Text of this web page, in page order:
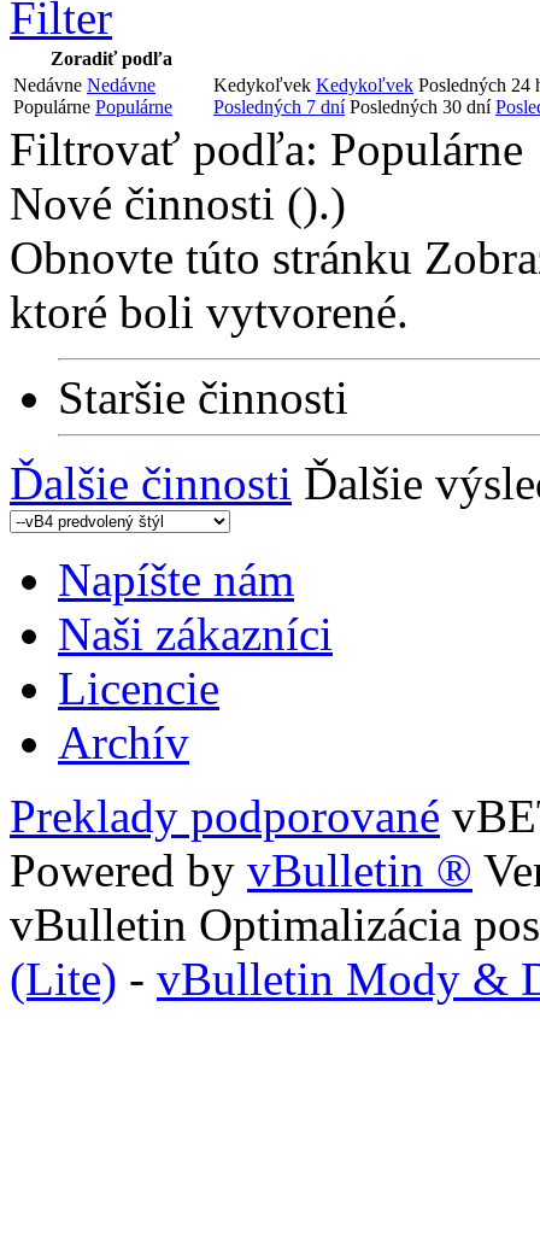
Filter
Zoradiť podľa
Nedávne Nedávne
Populárne Populárne
Kedykoľvek Kedykoľvek Posledných 24
Posledných 7 dní Posledných 30 dní
Filtrovať podľa: Populárne
Nové činnosti ().)
Obnovte túto stránku
ktoré boli vytvorené.
Staršie činnosti
Ďalšie činnosti Ďalšie
Napíšte nám
Naši zákazníci
Licencie
Archív
Preklady podporované
Powered by vBulletin ®
vBulletin Optimalizácia
(Lite) - vBulletin Mody &